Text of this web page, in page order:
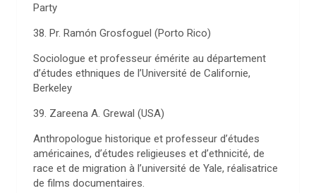
Party
38. Pr. Ramón Grosfoguel (Porto Rico)
Sociologue et professeur émérite au département
d’études ethniques de l’Université de Californie,
Berkeley
39. Zareena A. Grewal (USA)
Anthropologue historique et professeur d’études
américaines, d’études religieuses et d’ethnicité, de
race et de migration à l’université de Yale, réalisatrice
de films documentaires.